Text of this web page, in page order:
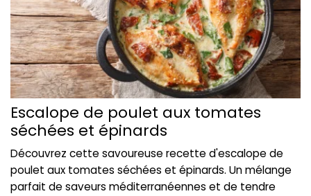
Escalope de poulet aux tomates
séchées et épinards
Découvrez cette savoureuse recette d'escalope de
poulet aux tomates séchées et épinards. Un mélange
parfait de saveurs méditerranéennes et de tendre